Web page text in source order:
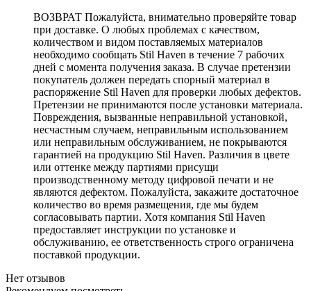
ВОЗВРАТ Пожалуйста, внимательно проверяйте товар
при доставке. О любых проблемах с качеством,
количеством и видом поставляемых материалов
необходимо сообщать Stil Haven в течение 7 рабочих
дней с момента получения заказа. В случае претензии
покупатель должен передать спорный материал в
распоряжение Stil Haven для проверки любых дефектов.
Претензии не принимаются после установки материала.
Повреждения, вызванные неправильной установкой,
несчастным случаем, неправильным использованием
или неправильным обслуживанием, не покрываются
гарантией на продукцию Stil Haven. Различия в цвете
или оттенке между партиями присущи
производственному методу цифровой печати и не
являются дефектом. Пожалуйста, закажите достаточное
количество во время размещения, где мы будем
согласовывать партии. Хотя компания Stil Haven
предоставляет инструкции по установке и
обслуживанию, ее ответственность строго ограничена
поставкой продукции.
Нет отзывов